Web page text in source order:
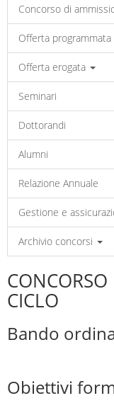
Concorso di
Offerta programmata
Offerta erogata
Seminari
Dottorandi
Alumni
Relazione Annuale
Gestione e
Archivio concorsi
CICLO
Bando
Obiettivi